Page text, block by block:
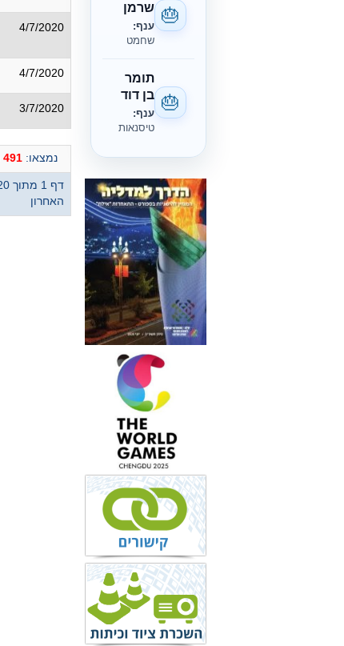
🎂 שרמן
ענף:
שחמט
🎂
תומר
בן דוד
ענף:
טיסנאות
4/7/2020
4/7/2020
3/7/2020
נמצאו: 491
דף 1 מתוך 20
האחרון